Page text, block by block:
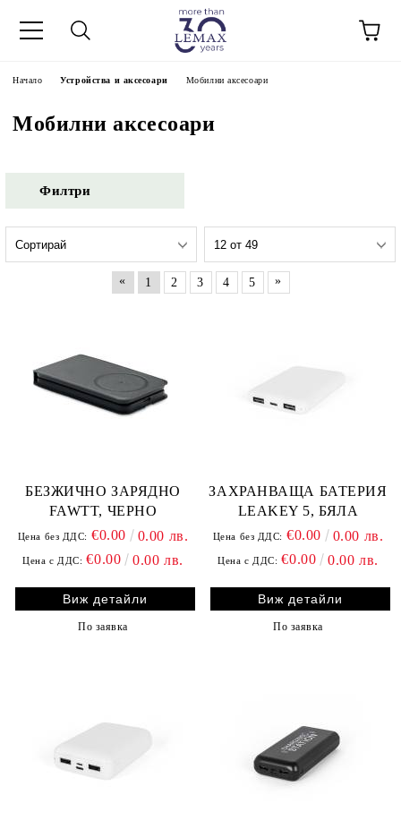
Начало Устройства и аксесоари Мобилни аксесоари
Мобилни аксесоари
Филтри
« 1 2 3 4 5 »
БЕЗЖИЧНО ЗАРЯДНО
FAWTT, ЧЕРНО
Цена без ДДС: €0.00 0.00 лв.
Цена с ДДС: €0.00 0.00 лв.
Виж детайли
По заявка
ЗАХРАНВАЩА БАТЕРИЯ
LEAKEY 5, БЯЛА
Цена без ДДС: €0.00 0.00 лв.
Цена с ДДС: €0.00 0.00 лв.
Виж детайли
По заявка